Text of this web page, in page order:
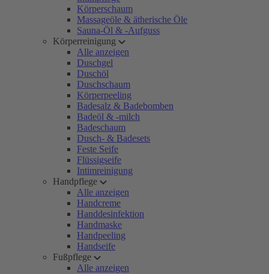
Körperschaum
Massageöle & ätherische Öle
Sauna-Öl & -Aufguss
Körperreinigung
Alle anzeigen
Duschgel
Duschöl
Duschschaum
Körperpeeling
Badesalz & Badebomben
Badeöl & -milch
Badeschaum
Dusch- & Badesets
Feste Seife
Flüssigseife
Intimreinigung
Handpflege
Alle anzeigen
Handcreme
Handdesinfektion
Handmaske
Handpeeling
Handseife
Fußpflege
Alle anzeigen